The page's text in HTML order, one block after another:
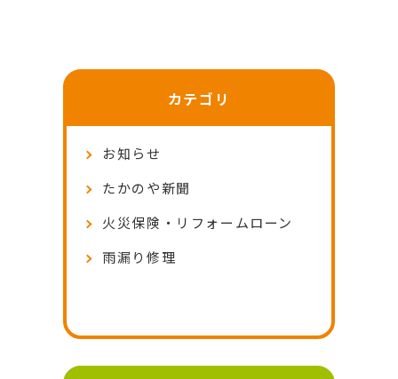
カテゴリ
お知らせ
たかのや新聞
火災保険・リフォームローン
雨漏り修理